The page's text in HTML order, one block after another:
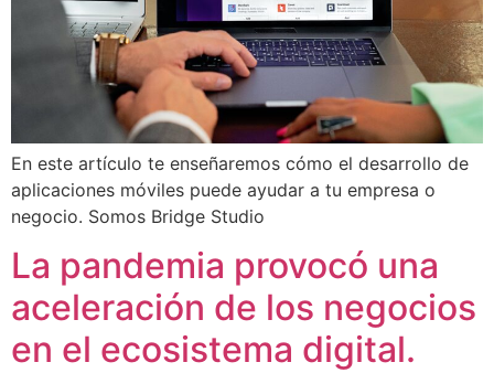
En este artículo te enseñaremos cómo el desarrollo de
aplicaciones móviles puede ayudar a tu empresa o
negocio. Somos Bridge Studio
La pandemia provocó una
aceleración de los negocios
en el ecosistema digital.